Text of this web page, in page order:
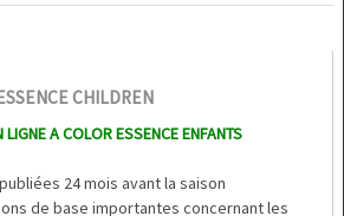
CHILDREN
A COLOR ESSENCE ENFANTS
24 mois avant la saison
de base importantes concernant les